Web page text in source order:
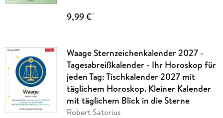
9,99 €*
Waage Sternzeichenkalender 2027 -
Tagesabreißkalender - Ihr Horoskop für
jeden Tag: Tischkalender 2027 mit
täglichem Horoskop. Kleiner Kalender
mit täglichem Blick in die Sterne
Robert Satorius